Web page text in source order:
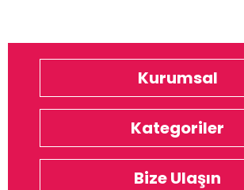
Kurumsal
Kategoriler
Bize Ulaşın